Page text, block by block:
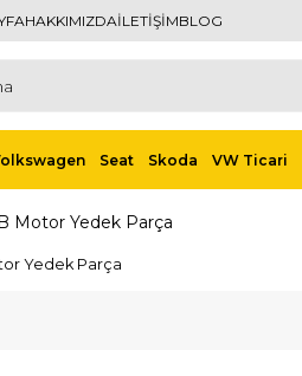
HAKKIMIZDAİLETİŞİMBLOG
Seat Skoda VW Ticari
Motor Yedek Parça
Yedek Parça